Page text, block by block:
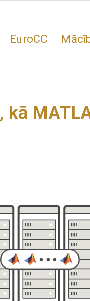
EuroCC